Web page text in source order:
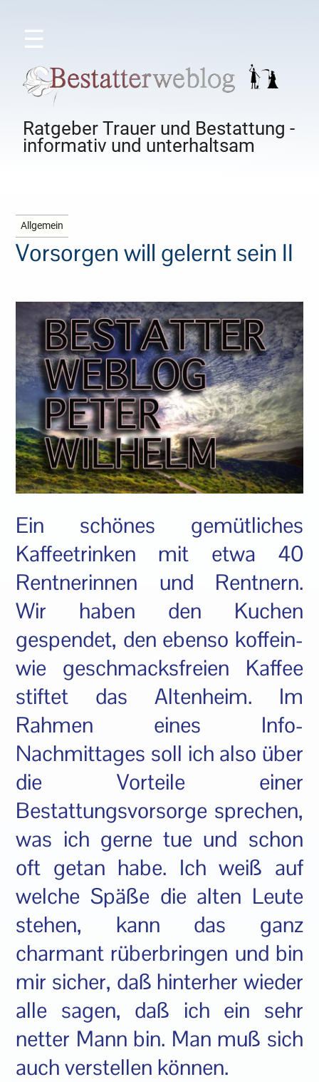
☰
Ratgeber Trauer und Bestattung -
informativ und unterhaltsam
Allgemein
Vorsorgen will gelernt sein II
Ein schönes gemütliches
Kaffeetrinken mit etwa 40
Rentnerinnen und Rentnern.
Wir haben den Kuchen
gespendet, den ebenso koffein-
wie geschmacksfreien Kaffee
stiftet das Altenheim. Im
Rahmen eines Info-
Nachmittages soll ich also über
die Vorteile einer
Bestattungsvorsorge sprechen,
was ich gerne tue und schon
oft getan habe. Ich weiß auf
welche Späße die alten Leute
stehen, kann das ganz
charmant rüberbringen und bin
mir sicher, daß hinterher wieder
alle sagen, daß ich ein sehr
netter Mann bin. Man muß sich
auch verstellen können.